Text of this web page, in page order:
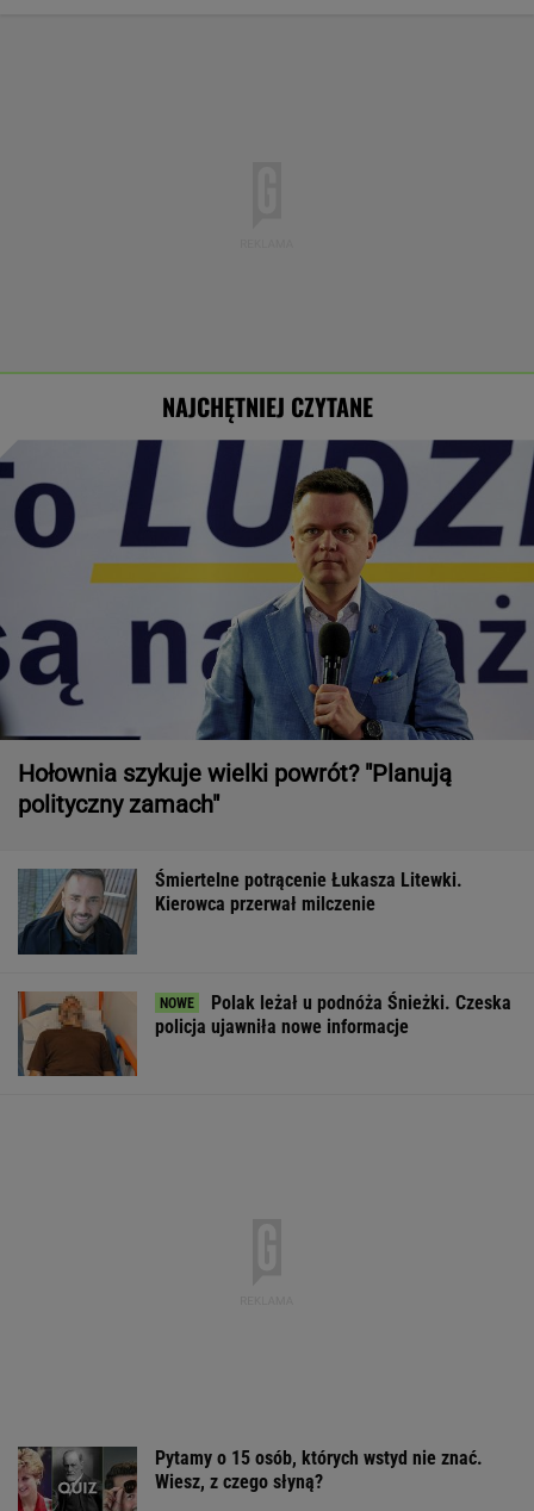
NAJCHĘTNIEJ CZYTANE
Hołownia szykuje wielki powrót? "Planują
polityczny zamach"
Śmiertelne potrącenie Łukasza Litewki.
Kierowca przerwał milczenie
Polak leżał u podnóża Śnieżki. Czeska
policja ujawniła nowe informacje
Pytamy o 15 osób, których wstyd nie znać.
Wiesz, z czego słyną?